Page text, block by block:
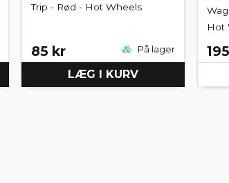
Trip - Rød - Hot Wheels
85 kr På lager
LÆG I KURV
Hot